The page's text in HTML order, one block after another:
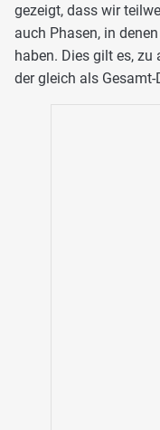
gezeigt, dass wir
auch Phasen, in
haben. Dies gilt es,
der gleich als